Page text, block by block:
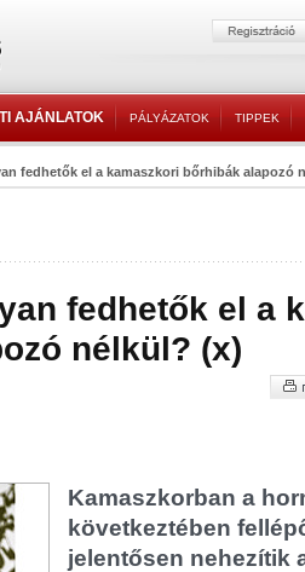
AJÁNLATOK PÁLYÁZATOK TIPPEK
fedhetők el a kamaszkori bőrhibák alapozó
fedhetők el a
nélkül? (x)
Kamaszkorban a
következtében
jelentősen nehezítik